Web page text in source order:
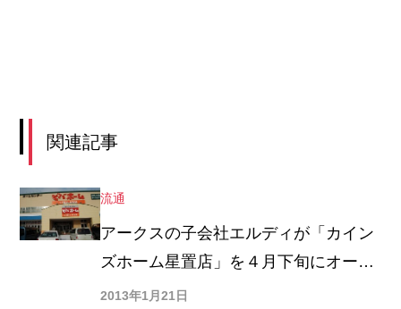
関連記事
流通
アークスの子会社エルディが「カイン
ズホーム星置店」を４月下旬にオープ
ン、ＬＩＸＩＬビバの「ビバホーム星
2013年1月21日